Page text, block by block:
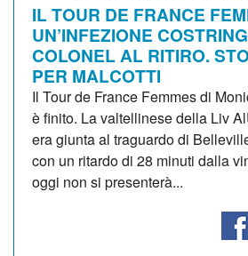
IL TOUR DE FRANCE
UN’INFEZIONE
COLONEL AL RITIRO.
PER MALCOTTI
Il Tour de France Femmes di
è finito. La valtellinese della Liv
era giunta al traguardo di
con un ritardo di 28 minuti dalla
oggi non si presenterà...